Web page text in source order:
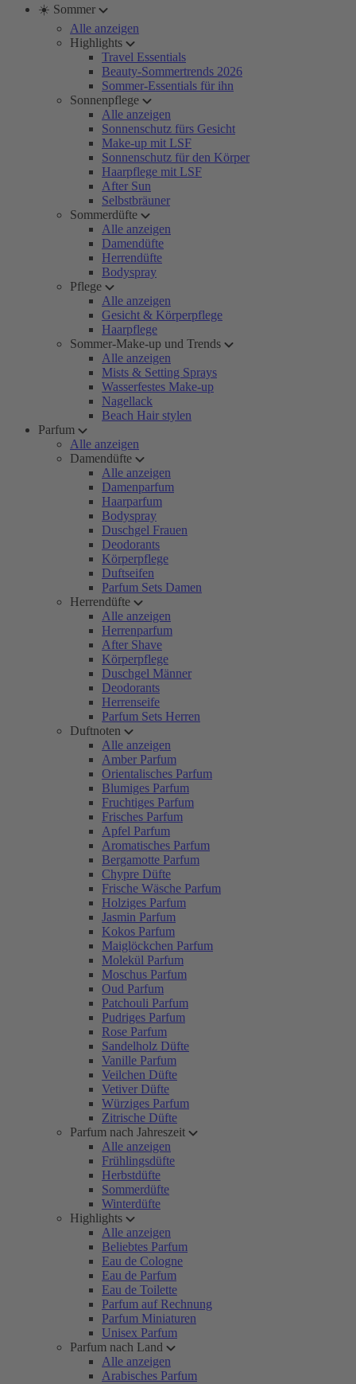
☀️ Sommer
Alle anzeigen
Highlights
Travel Essentials
Beauty-Sommertrends 2026
Sommer-Essentials für ihn
Sonnenpflege
Alle anzeigen
Sonnenschutz fürs Gesicht
Make-up mit LSF
Sonnenschutz für den Körper
Haarpflege mit LSF
After Sun
Selbstbräuner
Sommerdüfte
Alle anzeigen
Damendüfte
Herrendüfte
Bodyspray
Pflege
Alle anzeigen
Gesicht & Körperpflege
Haarpflege
Sommer-Make-up und Trends
Alle anzeigen
Mists & Setting Sprays
Wasserfestes Make-up
Nagellack
Beach Hair stylen
Parfum
Alle anzeigen
Damendüfte
Alle anzeigen
Damenparfum
Haarparfum
Bodyspray
Duschgel Frauen
Deodorants
Körperpflege
Duftseifen
Parfum Sets Damen
Herrendüfte
Alle anzeigen
Herrenparfum
After Shave
Körperpflege
Duschgel Männer
Deodorants
Herrenseife
Parfum Sets Herren
Duftnoten
Alle anzeigen
Amber Parfum
Orientalisches Parfum
Blumiges Parfum
Fruchtiges Parfum
Frisches Parfum
Apfel Parfum
Aromatisches Parfum
Bergamotte Parfum
Chypre Düfte
Frische Wäsche Parfum
Holziges Parfum
Jasmin Parfum
Kokos Parfum
Maiglöckchen Parfum
Molekül Parfum
Moschus Parfum
Oud Parfum
Patchouli Parfum
Pudriges Parfum
Rose Parfum
Sandelholz Düfte
Vanille Parfum
Veilchen Düfte
Vetiver Düfte
Würziges Parfum
Zitrische Düfte
Parfum nach Jahreszeit
Alle anzeigen
Frühlingsdüfte
Herbstdüfte
Sommerdüfte
Winterdüfte
Highlights
Alle anzeigen
Beliebtes Parfum
Eau de Cologne
Eau de Parfum
Eau de Toilette
Parfum auf Rechnung
Parfum Miniaturen
Unisex Parfum
Parfum nach Land
Alle anzeigen
Arabisches Parfum